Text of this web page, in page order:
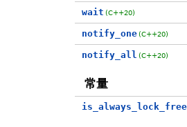
wait (C++20)
notify_one (C++20)
notify_all (C++20)
常量
is_always_lock_free